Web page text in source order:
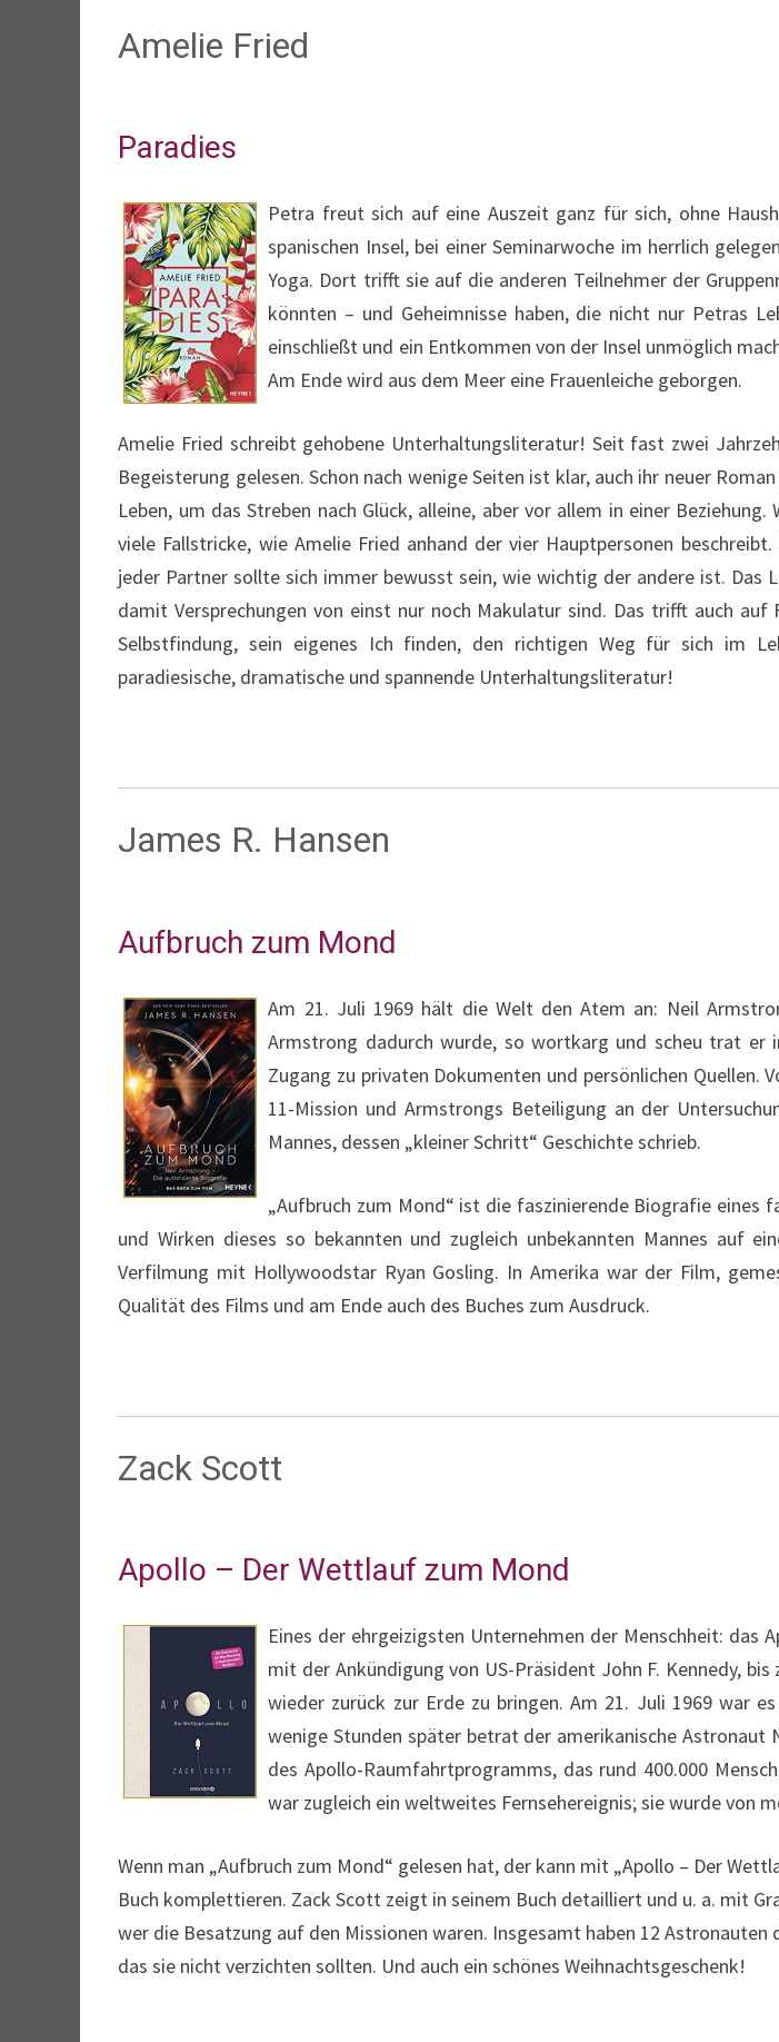
Amelie Fried
Paradies
Petra freut sich auf eine Auszeit ganz für sich, ohne
spanischen Insel, bei einer Seminarwoche im herrlich
Yoga. Dort trifft sie auf die anderen Teilnehmer der
könnten – und Geheimnisse haben, die nicht nur Petras
einschließt und ein Entkommen von der Insel unmöglich
Am Ende wird aus dem Meer eine Frauenleiche geborgen.
Amelie Fried schreibt gehobene Unterhaltungsliteratur! Seit fast zwei
Begeisterung gelesen. Schon nach wenige Seiten ist klar, auch ihr neuer
Leben, um das Streben nach Glück, alleine, aber vor allem in einer
viele Fallstricke, wie Amelie Fried anhand der vier Hauptpersonen
jeder Partner sollte sich immer bewusst sein, wie wichtig der andere ist. Das
damit Versprechungen von einst nur noch Makulatur sind. Das trifft auch
Selbstfindung, sein eigenes Ich finden, den richtigen Weg für sich im
paradiesische, dramatische und spannende Unterhaltungsliteratur!
James R. Hansen
Aufbruch zum Mond
Am 21. Juli 1969 hält die Welt den Atem an: Neil
Armstrong dadurch wurde, so wortkarg und scheu trat er
Zugang zu privaten Dokumenten und persönlichen Quellen.
11-Mission und Armstrongs Beteiligung an der
Mannes, dessen „kleiner Schritt“ Geschichte schrieb.
„Aufbruch zum Mond“ ist die faszinierende Biografie eines
und Wirken dieses so bekannten und zugleich unbekannten Mannes auf
Verfilmung mit Hollywoodstar Ryan Gosling. In Amerika war der Film,
Qualität des Films und am Ende auch des Buches zum Ausdruck.
Zack Scott
Apollo – Der Wettlauf zum Mond
Eines der ehrgeizigsten Unternehmen der Menschheit: das
mit der Ankündigung von US-Präsident John F. Kennedy,
wieder zurück zur Erde zu bringen. Am 21. Juli 1969 war
wenige Stunden später betrat der amerikanische
des Apollo-Raumfahrtprogramms, das rund 400.000
war zugleich ein weltweites Fernsehereignis; sie wurde von
Wenn man „Aufbruch zum Mond“ gelesen hat, der kann mit „Apollo – Der
Buch komplettieren. Zack Scott zeigt in seinem Buch detailliert und u. a. mit
wer die Besatzung auf den Missionen waren. Insgesamt haben 12
das sie nicht verzichten sollten. Und auch ein schönes Weihnachtsgeschenk!